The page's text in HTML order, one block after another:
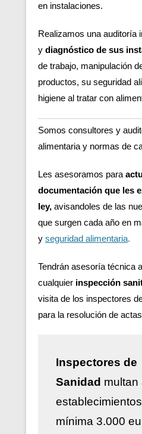
en instalaciones.
Realizamos una auditoría
y diagnóstico de sus
de trabajo, manipulación
productos, su seguridad
higiene al tratar con
Somos consultores y
alimentaria y normas de
Les asesoramos para
documentación que les
ley, avisandoles de las
que surgen cada año en
y seguridad alimentaria.
Tendrán asesoría técnica
cualquier inspección
visita de los inspectores
para la resolución de
Inspectores de
Sanidad multan
mínima 3.000